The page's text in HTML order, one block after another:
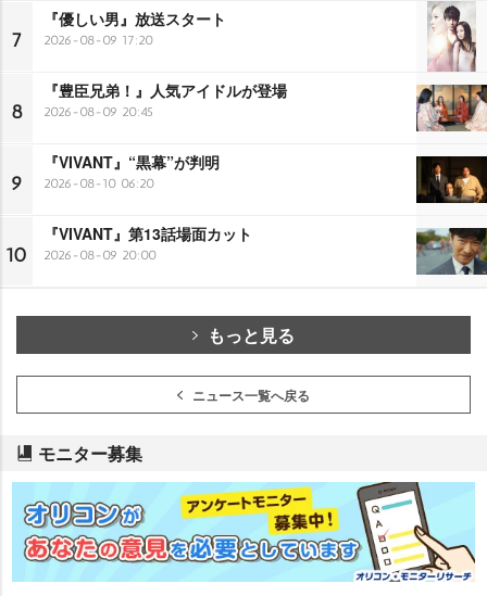
7
『優しい男』放送スタート
2026-08-09 17:20
8
『豊臣兄弟！』人気アイドルが登場
2026-08-09 20:45
9
『VIVANT』“黒幕”が判明
2026-08-10 06:20
10
『VIVANT』第13話場面カット
2026-08-09 20:00
もっと見る
ニュース一覧へ戻る
モニター募集